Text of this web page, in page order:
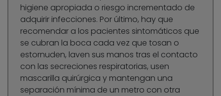
higiene apropiada o riesgo incrementado de
adquirir infecciones. Por último, hay que
recomendar a los pacientes sintomáticos que
se cubran la boca cada vez que tosan o
estornuden, laven sus manos tras el contacto
con las secreciones respiratorias, usen
mascarilla quirúrgica y mantengan una
separación mínima de un metro con otra